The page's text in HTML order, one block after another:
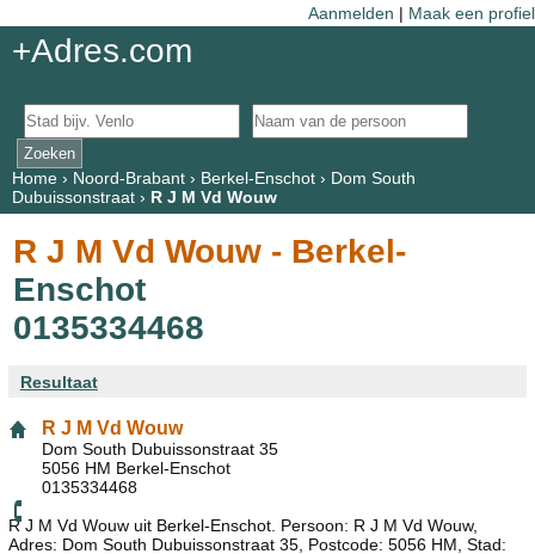
Aanmelden | Maak een profiel
+Adres.com
Home› Noord-Brabant› Berkel-Enschot› Dom South
Dubuissonstraat› R J M Vd Wouw
R J M Vd Wouw - Berkel-
Enschot
0135334468
Resultaat
R J M Vd Wouw
Dom South Dubuissonstraat 35
5056 HM Berkel-Enschot
0135334468
R J M Vd Wouw uit Berkel-Enschot. Persoon: R J M Vd Wouw,
Adres: Dom South Dubuissonstraat 35, Postcode: 5056 HM, Stad: